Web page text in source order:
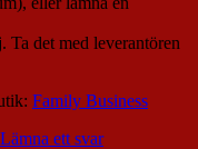
Ta det med leverantören
Family Business
Lämna ett svar